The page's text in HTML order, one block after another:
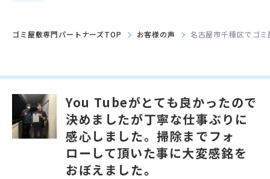
ゴミ屋敷専門パートナーズTOP お客様の声 名古屋市千種区でゴ
You Tubeがとても良かったので
決めましたが丁寧な仕事ぶりに
感心しました。掃除までフォ
ローして頂いた事に大変感銘を
おぼえました。